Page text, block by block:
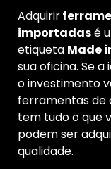
Adquirir
importadasé
etiqueta Made
sua oficina. Se
o investimento
ferramentas de
tem tudo o que
podem ser
qualidade.